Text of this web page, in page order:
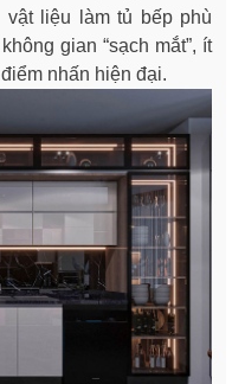
liệu làm tủ bếp phù
gian “sạch mắt”, ít
nhấn hiện đại.